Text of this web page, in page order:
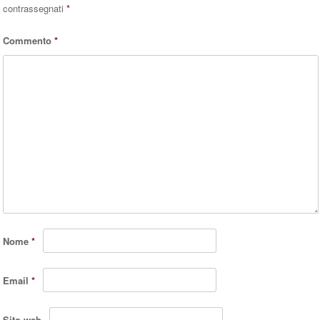
contrassegnati*
Commento*
Nome*
Email*